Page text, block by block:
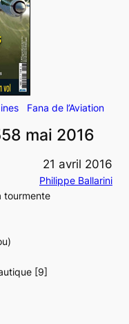
Fana de l’Aviation
mai 2016
21 avril 2016
Philippe Ballarini
tourmente
[9]